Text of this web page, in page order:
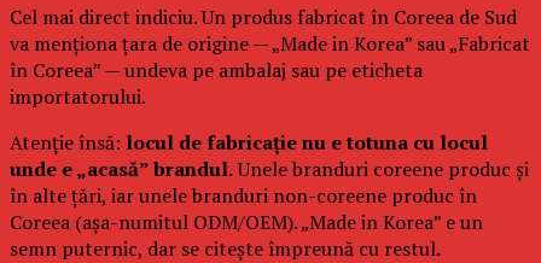
Cel mai direct indiciu. Un produs fabricat în Coreea de Sud
va menționa țara de origine — „Made in Korea” sau „Fabricat
în Coreea” — undeva pe ambalaj sau pe eticheta
importatorului.
Atenție însă: locul de fabricație nu e totuna cu locul
unde e „acasă” brandul.Unele branduri coreene produc și
în alte țări, iar unele branduri non-coreene produc în
Coreea (așa-numitul ODM/OEM). „Made in Korea” e un
semn puternic, dar se citește împreună cu restul.